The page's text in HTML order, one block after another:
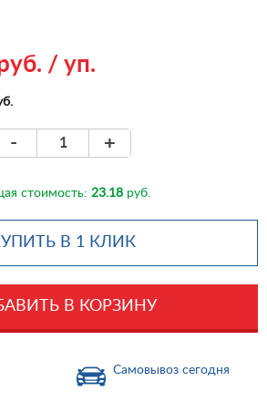
/ уп.
- +
стоимость: 23.18руб.
В 1 КЛИК
В КОРЗИНУ
Самовывоз сегодня